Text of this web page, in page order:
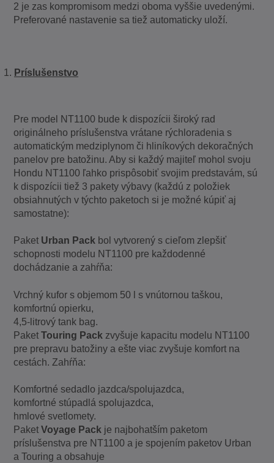
2 je zas kompromisom medzi oboma vyššie uvedenými.
Preferované nastavenie sa tiež automaticky uloží.
Príslušenstvo
Pre model NT1100 bude k dispozícii široký rad
originálneho príslušenstva vrátane rýchloradenia s
automatickým medziplynom či hliníkových dekoračných
panelov pre batožinu. Aby si každý majiteľ mohol svoju
Hondu NT1100 ľahko prispôsobiť svojim predstavám, sú
k dispozícii tiež 3 pakety výbavy (každú z položiek
obsiahnutých v týchto paketoch si je možné kúpiť aj
samostatne):
Paket Urban Pack bol vytvorený s cieľom zlepšiť
schopnosti modelu NT1100 pre každodenné
dochádzanie a zahŕňa:
Vrchný kufor s objemom 50 l s vnútornou taškou,
komfortnú opierku,
4,5-litrový tank bag.
PaketTouring Pack zvyšuje kapacitu modelu NT1100
pre prepravu batožiny a ešte viac zvyšuje komfort na
cestách. Zahŕňa:
Komfortné sedadlo jazdca/spolujazdca,
komfortné stúpadlá spolujazdca,
hmlové svetlomety.
PaketVoyage Pack je najbohatším paketom
príslušenstva pre NT1100 a je spojením paketov Urban
a Touring a obsahuje